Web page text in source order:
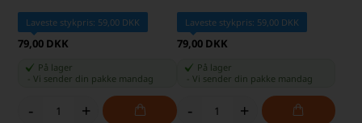
Laveste stykpris: 59,00 DKK
79,00 DKK
På lager
-Vi sender din pakke mandag
- +
Laveste stykpris: 59,00 DKK
79,00 DKK
På lager
Vi sender din pakke mandag
- +